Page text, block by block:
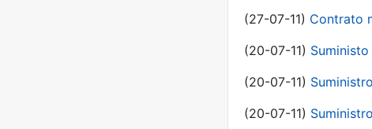
(27-07-11) Contrato
(20-07-11)
(20-07-11)
(20-07-11)